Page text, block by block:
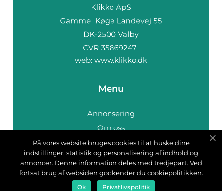
web: www.klikko.dk
Menu
Annonsering
Om oss
Cookies
Kontakta oss
Sitemap
På vores website bruges cookies til at huske dine
indstillinger, statistik og personalisering af indhold og
annoncer. Denne information deles med tredjepart. Ved
fortsat brug af websiden godkender du cookiepolitikken.
Ok Privatlivspolitik